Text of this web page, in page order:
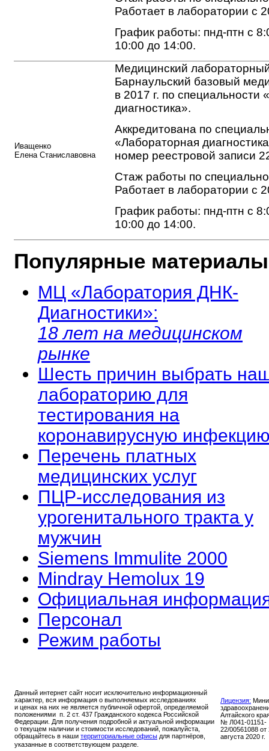
Работает в лаборатории с
График работы: пнд-птн с
10:00 до 14:00.
Иващенко
Елена Станиславовна
Медицинский
Барнаульский базовый
в 2017 г. по специальности
диагностика».
Аккредитована по
«Лабораторная
номер реестровой записи
Стаж работы по
Работает в лаборатории с
График работы: пнд-птн с
10:00 до 14:00.
Популярные материалы
МЦ «Лаборатория ДНК-
Диагностики»:
18 лет на медицинском
рынке
Шесть причин выбрать
лабораторию для
тестирования на
коронавирусную
Перечень платных
медицинских услуг
ПЦР-исследования из
урогенитального тракта у
мужчин
Siemens Immulite 2000
Mindray Hemolux 19
Официальная
Персонал
Режим работы
Данный интернет сайт носит исключительно информационный
характер, вся информация о выполняемых исследованиях
и ценах на них не является публичной офертой, определяемой
положениями п. 2 ст. 437 Гражданского кодекса Российской
Федерации. Для получения подробной и актуальной информации
о текущем наличии и стоимости исследований, пожалуйста,
обращайтесь в наши территориальные офисы для партнёров,
указанные в соответствующем разделе.
Лицензия:
Алтайского
№ Л041-01151-
22/00561088 от
августа 2020 г.